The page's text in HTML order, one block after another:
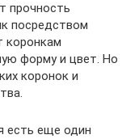
прочность
посредством
коронкам
форму и цвет. Но
коронок и
есть еще один